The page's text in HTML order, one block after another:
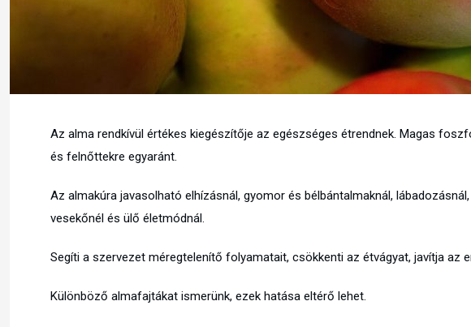
Az alma rendkívül értékes kiegészítője az egészséges étrendnek. Magas
és felnőttekre egyaránt.
Az almakúra javasolható elhízásnál, gyomor és bélbántalmaknál,
vesekőnél és ülő életmódnál.
Segíti a szervezet méregtelenítő folyamatait, csökkenti az étvágyat, javítja az
Különböző almafajtákat ismerünk, ezek hatása eltérő lehet.